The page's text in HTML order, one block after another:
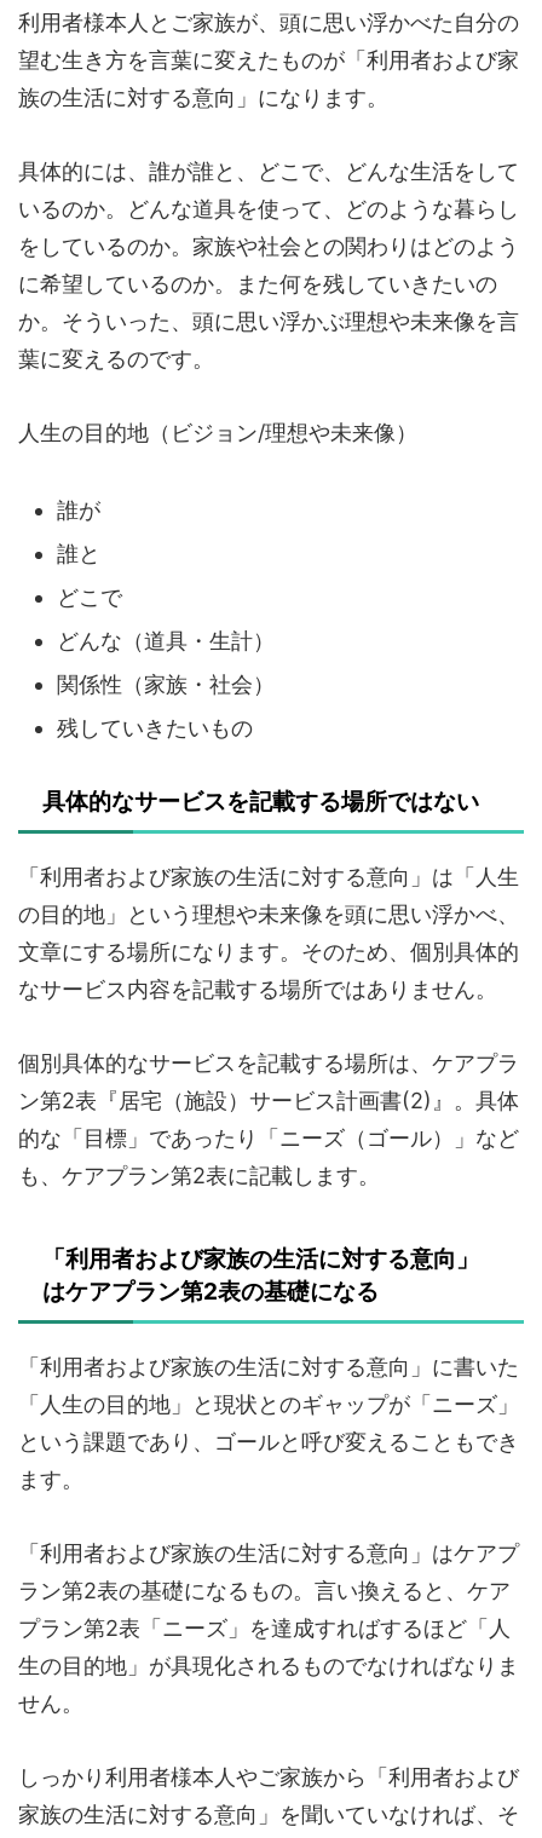
利用者様本人とご家族が、頭に思い浮かべた自分の
望む生き方を言葉に変えたものが「利用者および家
族の生活に対する意向」になります。
具体的には、誰が誰と、どこで、どんな生活をして
いるのか。どんな道具を使って、どのような暮らし
をしているのか。家族や社会との関わりはどのよう
に希望しているのか。また何を残していきたいの
か。そういった、頭に思い浮かぶ理想や未来像を言
葉に変えるのです。
人生の目的地（ビジョン/理想や未来像）
誰が
誰と
どこで
どんな（道具・生計）
関係性（家族・社会）
残していきたいもの
具体的なサービスを記載する場所ではない
「利用者および家族の生活に対する意向」は「人生
の目的地」という理想や未来像を頭に思い浮かべ、
文章にする場所になります。そのため、個別具体的
なサービス内容を記載する場所ではありません。
個別具体的なサービスを記載する場所は、ケアプラ
ン第2表『居宅（施設）サービス計画書(2)』。具体
的な「目標」であったり「ニーズ（ゴール）」など
も、ケアプラン第2表に記載します。
「利用者および家族の生活に対する意向」
はケアプラン第2表の基礎になる
「利用者および家族の生活に対する意向」に書いた
「人生の目的地」と現状とのギャップが「ニーズ」
という課題であり、ゴールと呼び変えることもでき
ます。
「利用者および家族の生活に対する意向」はケアプ
ラン第2表の基礎になるもの。言い換えると、ケア
プラン第2表「ニーズ」を達成すればするほど「人
生の目的地」が具現化されるものでなければなりま
せん。
しっかり利用者様本人やご家族から「利用者および
家族の生活に対する意向」を聞いていなければ、そ